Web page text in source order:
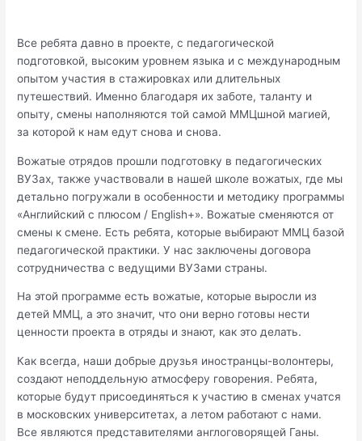
Все ребята давно в проекте, с педагогической
подготовкой, высоким уровнем языка и с международным
опытом участия в стажировках или длительных
путешествий. Именно благодаря их заботе, таланту и
опыту, смены наполняются той самой ММЦшной магией,
за которой к нам едут снова и снова.
Вожатые отрядов прошли подготовку в педагогических
ВУЗах, также участвовали в нашей школе вожатых, где мы
детально погружали в особенности и методику программы
«Английский с плюсом / English+». Вожатые сменяются от
смены к смене. Есть ребята, которые выбирают ММЦ базой
педагогической практики. У нас заключены договора
сотрудничества с ведущими ВУЗами страны.
На этой программе есть вожатые, которые выросли из
детей ММЦ, а это значит, что они верно готовы нести
ценности проекта в отряды и знают, как это делать.
Как всегда, наши добрые друзья иностранцы-волонтеры,
создают неподдельную атмосферу говорения. Ребята,
которые будут присоединяться к участию в сменах учатся
в московских университетах, а летом работают с нами.
Все являются представителями англоговорящей Ганы.